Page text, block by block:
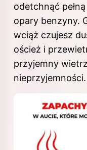
odetchnąć
opary benzyny.
wciąż czujesz
oścież i
przyjemny
nieprzyjemności.